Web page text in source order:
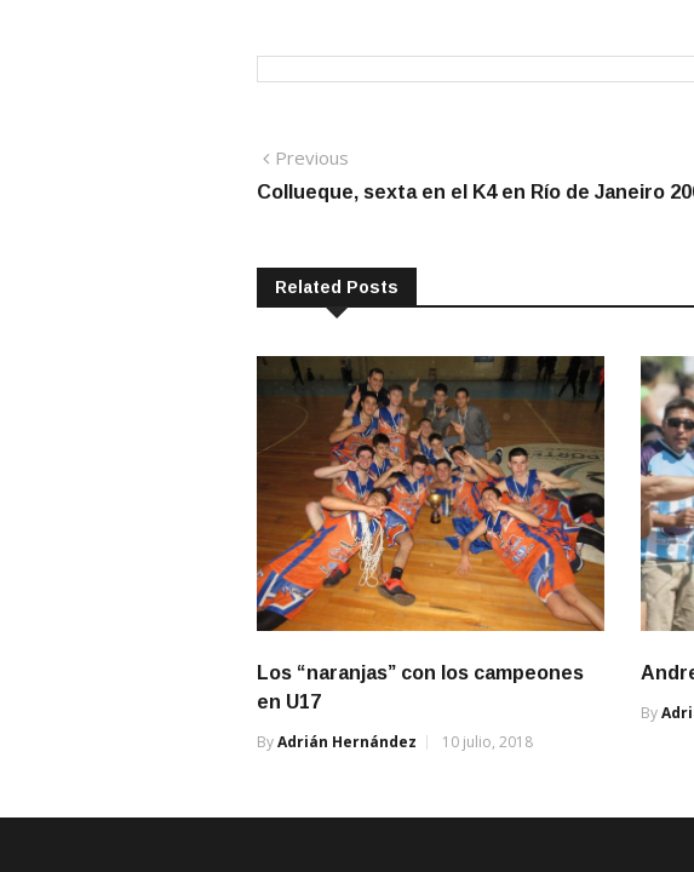
Navegación
de
Previous
post:
Collueque, sexta en el K4 en Río de Janeiro
Related Posts
Los “naranjas” con los campeones
en U17
ByAdrián Hernández 10 julio, 2018
By